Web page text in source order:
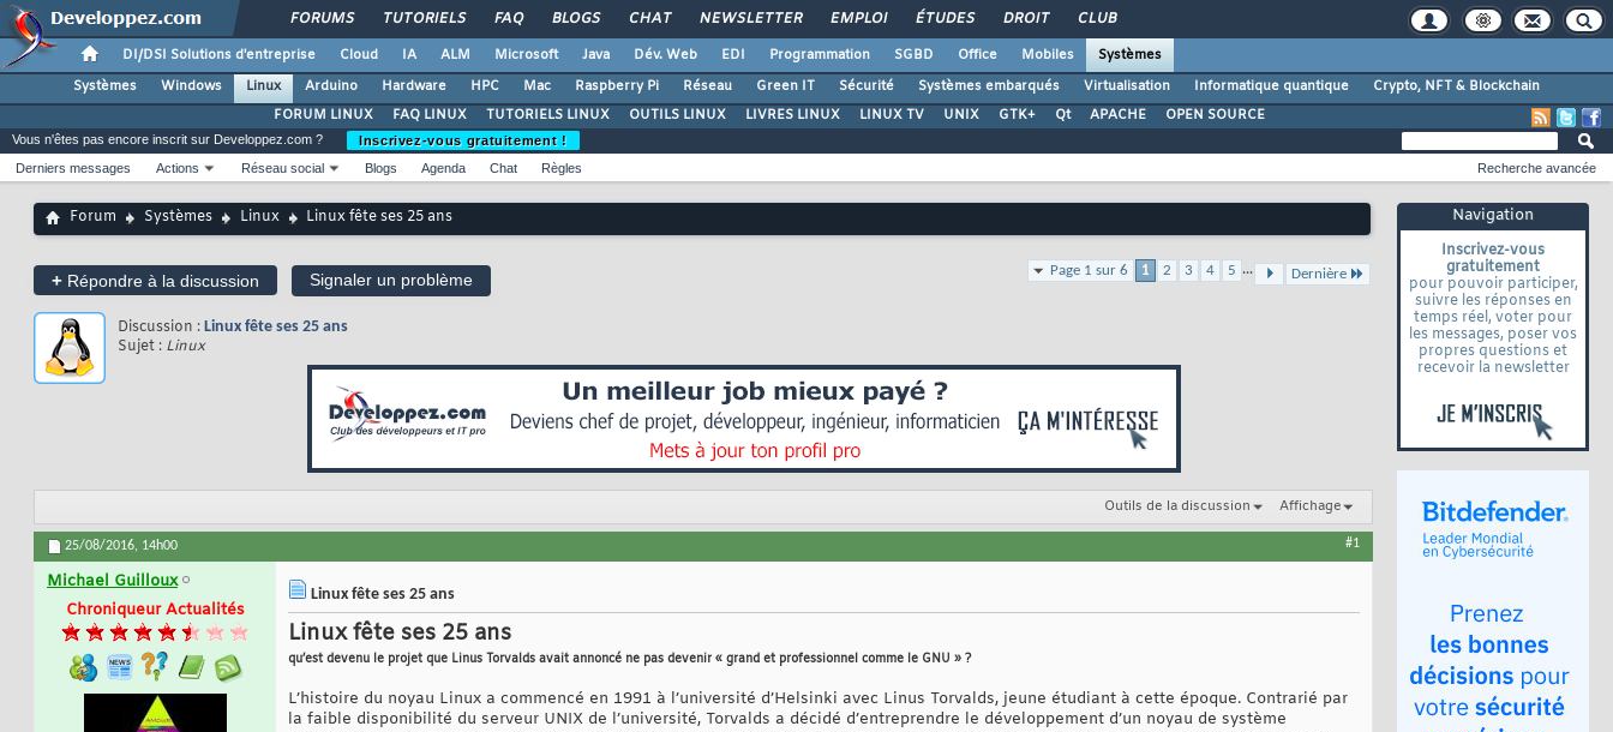
FORUMS TUTORIELS FAQ BLOGS CHAT NEWSLETTER EMPLOI ÉTUDES DROIT CLUB
DI/DSI Solutions d'entreprise Cloud IA ALM Microsoft Java Dév. Web EDI Programmation SGBD Office Mobiles
Systèmes
Systèmes
Windows Linux Arduino Hardware HPC Mac Raspberry Pi Réseau Green IT Sécurité Systèmes embarqués Virtualisation Informatique quantique
Crypto, NFT & Blockchain
FORUM LINUX
FAQ LINUX TUTORIELS LINUX OUTILS LINUX LIVRES LINUX LINUX TV UNIX GTK+ Qt APACHE OPEN SOURCE
Navigation
Inscrivez-vous
gratuitement
pour pouvoir participer,
suivre les réponses en
temps réel, voter pour
les messages, poser vos
propres questions et
recevoir la newsletter
Vous n'êtes pas encore inscrit sur Developpez.com ?
Inscrivez-vous gratuitement !
Derniers messages
Actions Réseau social Blogs Agenda Chat Règles Recherche avancée
Forum Systèmes Linux Linux fête ses 25 ans
+ Répondre à la discussion Signaler un problème Page 1 sur 6 1 2 3 4 5 ... Dernière
Discussion : Linux fête ses 25 ans
Sujet : Linux
Outils de la discussion Affichage
25/08/2016, 14h00 #1
Michael Guilloux
Chroniqueur Actualités
Linux fête ses 25 ans
Linux fête ses 25 ans
qu’est devenu le projet que Linus Torvalds avait annoncé ne pas devenir « grand et professionnel comme le GNU » ?
L’histoire du noyau Linux a commencé en 1991 à l’université d’Helsinki avec Linus Torvalds, jeune étudiant à cette époque. Contrarié par
la faible disponibilité du serveur UNIX de l’université, Torvalds a décidé d’entreprendre le développement d’un noyau de système